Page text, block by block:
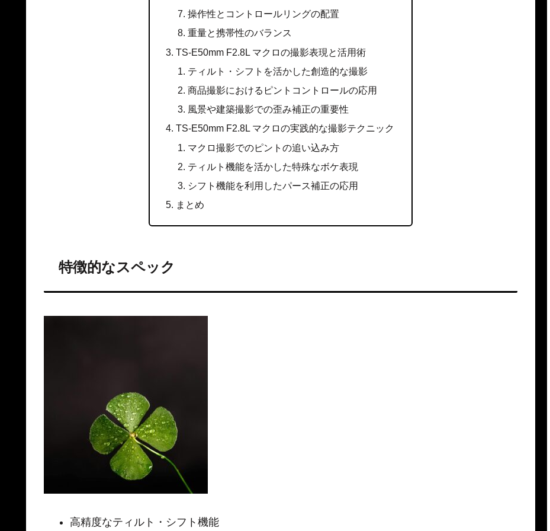
操作性とコントロールリングの配置
重量と携帯性のバランス
TS-E50mm F2.8L マクロの撮影表現と活用術
ティルト・シフトを活かした創造的な撮影
商品撮影におけるピントコントロールの応用
風景や建築撮影での歪み補正の重要性
TS-E50mm F2.8L マクロの実践的な撮影テクニック
マクロ撮影でのピントの追い込み方
ティルト機能を活かした特殊なボケ表現
シフト機能を利用したパース補正の応用
まとめ
特徴的なスペック
高精度なティルト・シフト機能